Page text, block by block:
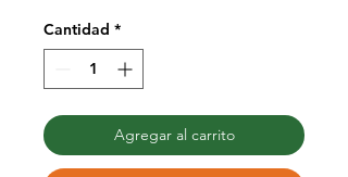
Cantidad *
Agregar al carrito